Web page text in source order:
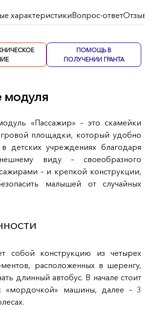
характеристикиВопрос-ответОтзывы
ПОМОЩЬ В
ПОЛУЧЕНИИ ГРАНТА
модуля
«Пассажир» – это скамейки
площадки, который удобно
в детских учреждениях благодаря
виду – своеобразного
– и крепкой конструкции,
малышей от случайных
собой конструкцию из четырех
расположенных в шеренгу,
длинный автобус. В начале стоит
«мордочкой» машины, далее – 3